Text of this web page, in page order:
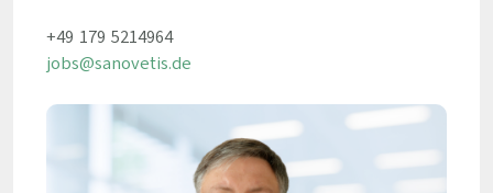
+49 179 5214964
jobs@sanovetis.de